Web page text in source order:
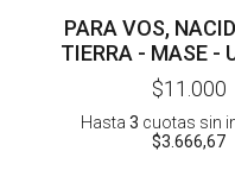
PARA VOS,
TIERRA - MASE -
$11.000
Hasta3 cuotas sin
$3.666,67